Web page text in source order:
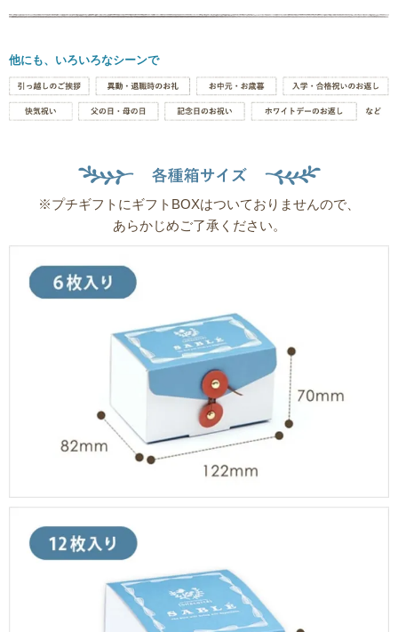
他にも、いろいろなシーンで
※プチギフトにギフトBOXはついておりませんので、
あらかじめご了承ください。